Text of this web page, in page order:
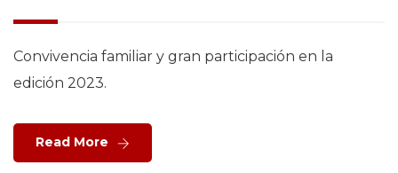
Convivencia familiar y gran participación en la
edición 2023.
Read More